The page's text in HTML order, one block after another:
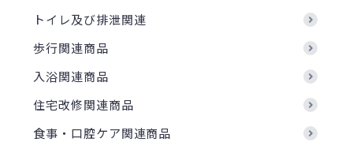
トイレ及び排泄関連
歩行関連商品
入浴関連商品
住宅改修関連商品
食事・口腔ケア関連商品